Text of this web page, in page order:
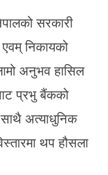
सरकारी
एवम् निकायको
अनुभव हासिल
प्रभु बैंकको
साथै अत्याधुनिक
थप हौसला